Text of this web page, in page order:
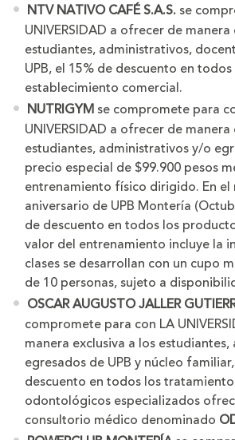
NTV NATIVO CAFÉ S.A.S. se
UNIVERSIDAD a ofrecer de
estudiantes, administrativos,
UPB, el 15% de descuento en
establecimiento comercial.
NUTRIGYM se compromete para
UNIVERSIDAD a ofrecer de
estudiantes, administrativos y/o
precio especial de $99.900 pesos
entrenamiento físico dirigido. En el
aniversario de UPB Montería
de descuento en todos los
valor del entrenamiento incluye la
clases se desarrollan con un cupo
de 10 personas, sujeto a
OSCAR AUGUSTO JALLER
compromete para con LA
manera exclusiva a los
egresados de UPB y núcleo
descuento en todos los
odontológicos especializados
consultorio médico denominado